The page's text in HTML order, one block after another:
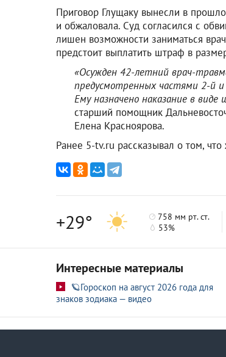
Приговор Глущаку вынесли в
и обжаловала. Суд согласился с
лишен возможности заниматься
предстоит выплатить штраф в
«Осужден 42-летний врач-
предусмотренных частями 2-й и
Ему назначено наказание в
старший помощник
Елена Красноярова.
Ранее 5-tv.ru рассказывал о том,
+29°
758 мм рт. ст.
53%
Интересные материалы
🪐Гороскоп на август 2026 года для
знаков зодиака — видео